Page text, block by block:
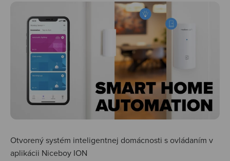
Otvorený systém inteligentnej domácnosti s ovládaním v
aplikácii Niceboy ION